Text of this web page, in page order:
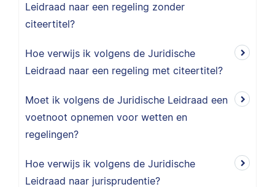
Leidraad naar een regeling zonder
citeertitel?
Hoe verwijs ik volgens de Juridische
Leidraad naar een regeling met citeertitel?
Moet ik volgens de Juridische Leidraad een
voetnoot opnemen voor wetten en
regelingen?
Hoe verwijs ik volgens de Juridische
Leidraad naar jurisprudentie?